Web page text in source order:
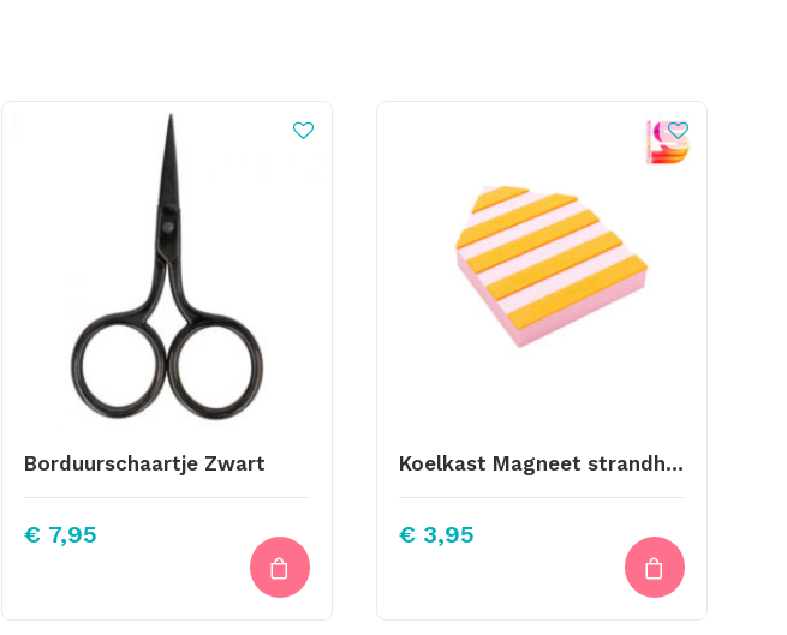
Borduurschaartje Zwart
€ 7,95
Koelkast Magneet strandhuisje 4
€ 3,95